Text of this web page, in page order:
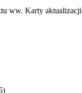
ww. Karty